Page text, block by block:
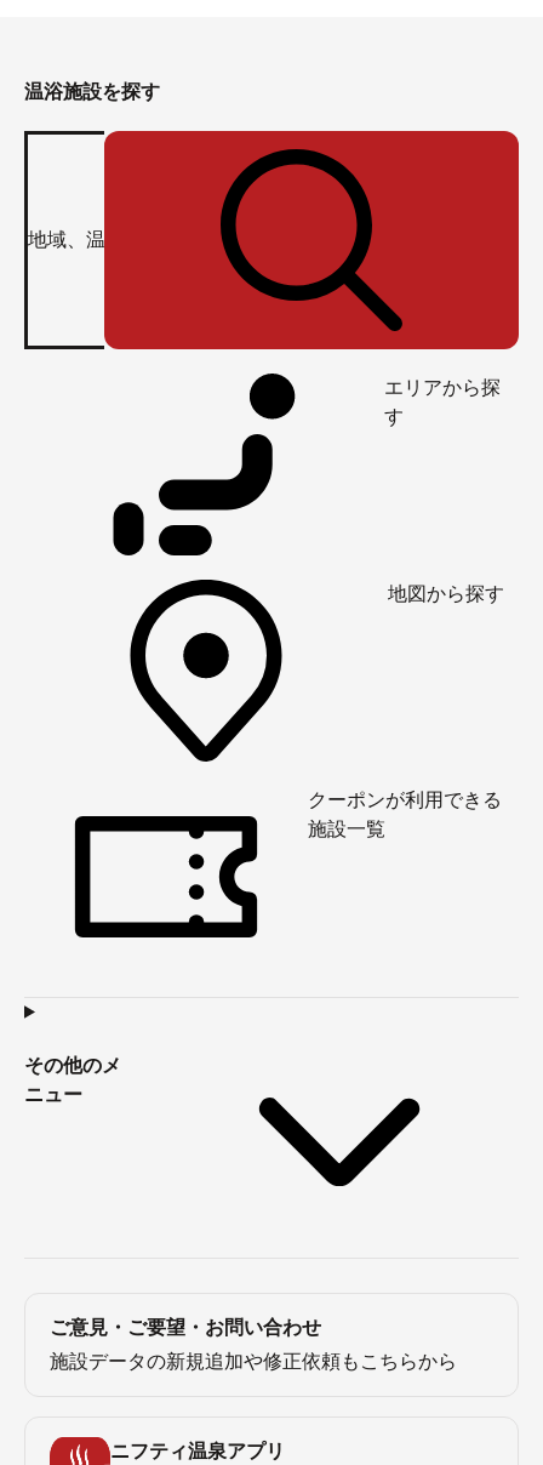
温浴施設を探す
エリアから探
す
地図から探す
クーポンが利用できる
施設一覧
その他のメ
ニュー
ご意見・ご要望・お問い合わせ
施設データの新規追加や修正依頼もこちらから
ニフティ温泉アプリ